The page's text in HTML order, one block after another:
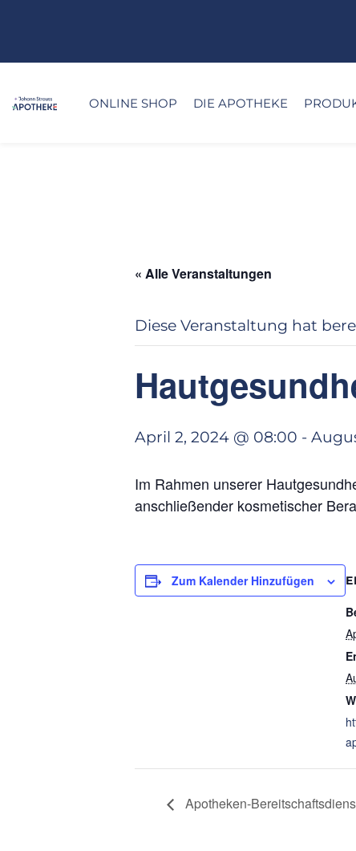
ONLINE SHOP DIE APOTHEKE
« Alle Veranstaltungen
Diese Veranstaltung hat
April 2, 2024 @ 08:00 -
Im Rahmen unserer
anschließender kosmetischer
Zum Kalender Hinzufügen
Apotheken-